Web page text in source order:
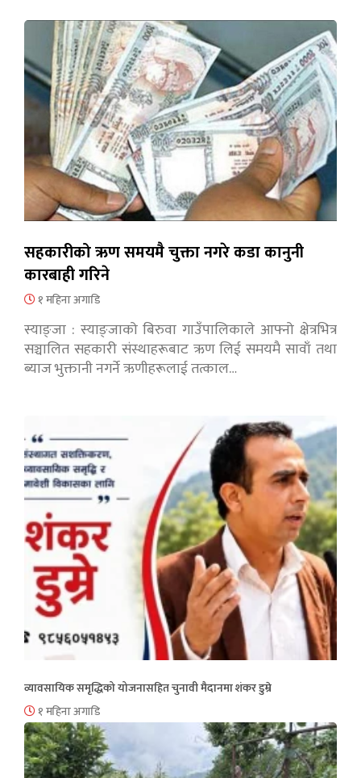
सहकारीको ऋण समयमै चुक्ता नगरे कडा कानुनी
कारबाही गरिने
१ महिना अगाडि
स्याङ्जा : स्याङ्जाको बिरुवा गाउँपालिकाले आफ्नो क्षेत्रभित्र
सञ्चालित सहकारी संस्थाहरूबाट ऋण लिई समयमै सावाँ तथा
ब्याज भुक्तानी नगर्ने ऋणीहरूलाई तत्काल…
व्यावसायिक समृद्धिको योजनासहित चुनावी मैदानमा शंकर डुम्रे
१ महिना अगाडि